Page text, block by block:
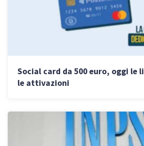
Social card da 500 euro, oggi le
le attivazioni